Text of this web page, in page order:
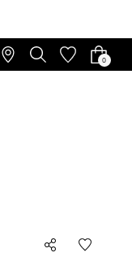
0